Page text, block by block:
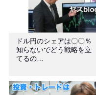
ドル円のシェアは〇〇％
知らないでどう戦略を立
てるの…